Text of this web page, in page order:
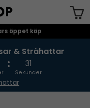
öppet köp
& Stråhattar
31
Sekunder